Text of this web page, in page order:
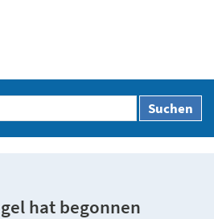
Suchen
hat begonnen